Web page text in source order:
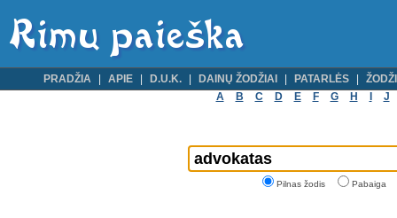
PRADŽIA APIE D.U.K. DAINŲ ŽODŽIAI PATARLĖS
A
B C D E F G H J
Pilnas žodis Pabaiga